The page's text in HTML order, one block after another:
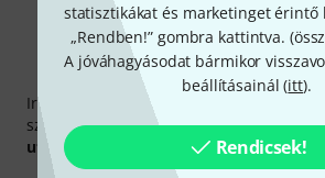
statisztikákat és marketinget érintő
„Rendben!” gombra kattintva. (
A jóváhagyásodat bármikor
beállításainál (itt).
Rendicsek!
Thomann
Iratkozz fel a Thomann angol nyelvű
szerencsével megnyerheted a50
utalvány